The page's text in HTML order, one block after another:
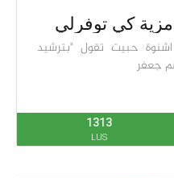
كي توفرلي
حبيت تقول "بترشيد
جعفر
1313
LUS